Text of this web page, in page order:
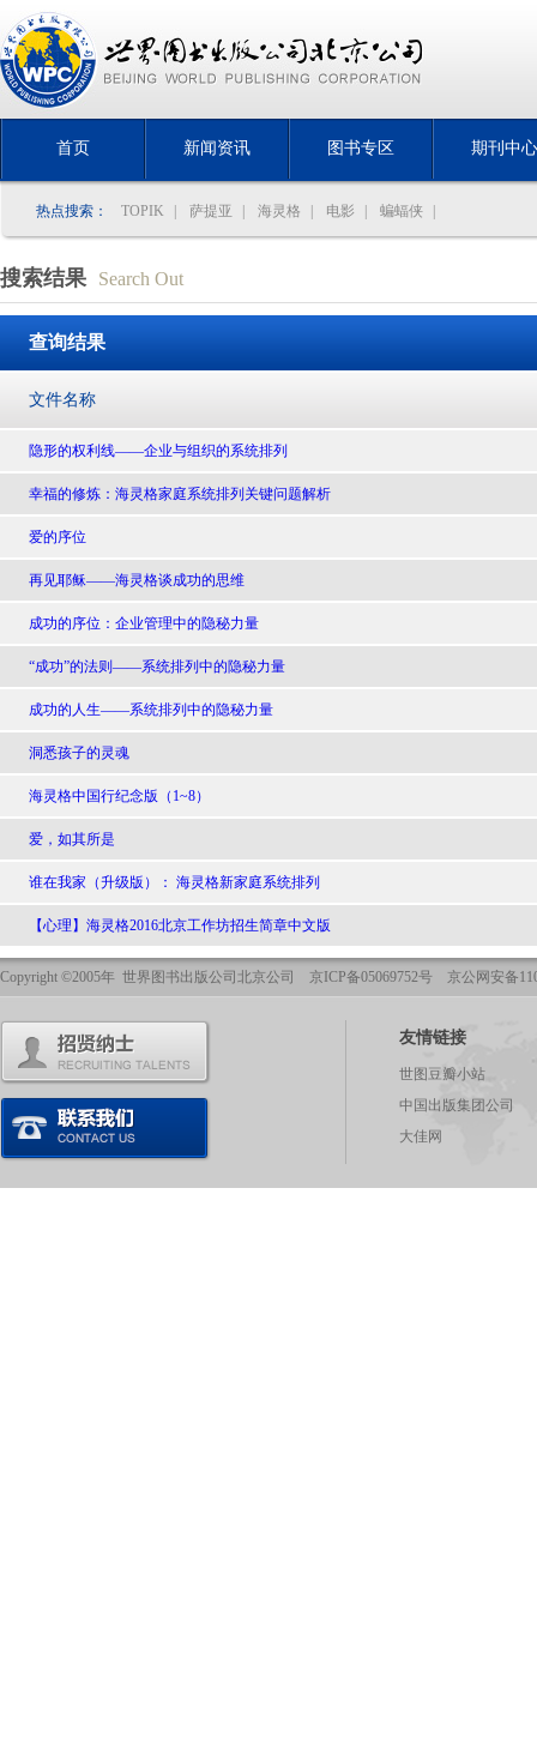
首页 新闻资讯 图书专区 期刊中心
热点搜索： TOPIK 萨提亚 海灵格 电影 蝙蝠侠
搜索结果 Search Out
查询结果
文件名称
隐形的权利线——企业与组织的系统排列
幸福的修炼：海灵格家庭系统排列关键问题解析
爱的序位
再见耶稣——海灵格谈成功的思维
成功的序位：企业管理中的隐秘力量
“成功”的法则——系统排列中的隐秘力量
成功的人生——系统排列中的隐秘力量
洞悉孩子的灵魂
海灵格中国行纪念版（1~8）
爱，如其所是
谁在我家（升级版）： 海灵格新家庭系统排列
【心理】海灵格2016北京工作坊招生简章中文版
Copyright ©2005年 世界图书出版公司北京公司 京ICP备05069752号 京公网安备
友情链接
世图豆瓣小站
中国出版集团公司
大佳网